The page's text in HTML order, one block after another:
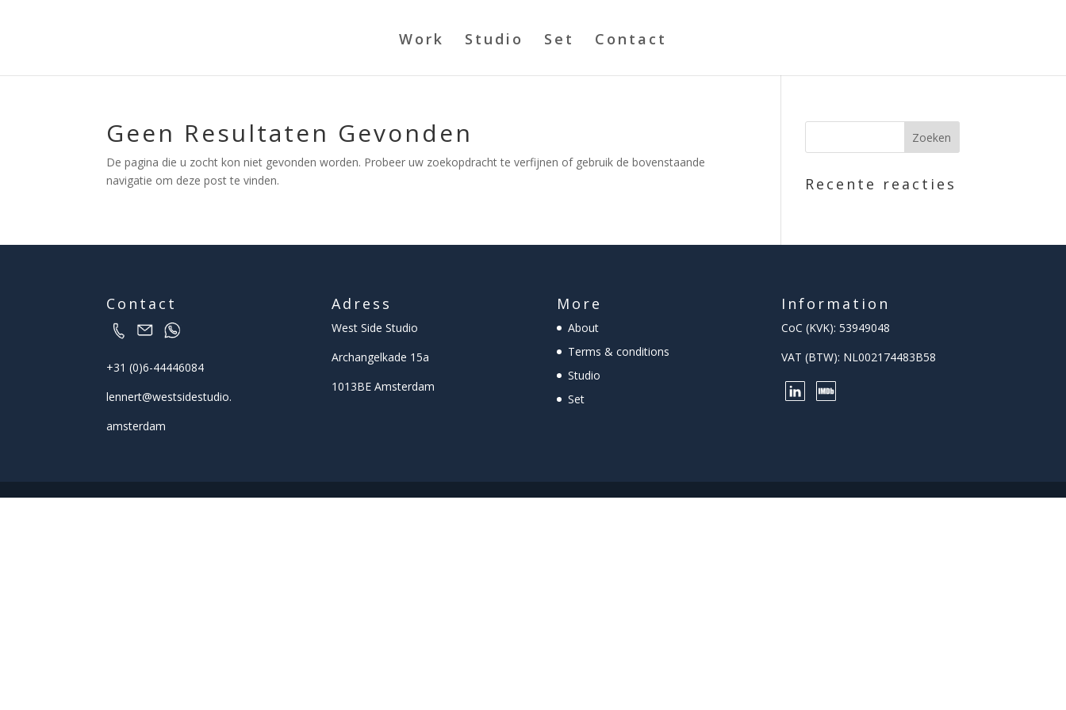
Work Studio Set Contact
Geen Resultaten Gevonden
De pagina die u zocht kon niet gevonden worden. Probeer uw zoekopdracht te verfijnen of gebruik de bovenstaande
navigatie om deze post te vinden.
Recente reacties
Contact
+31 (0)6-44446084
lennert@westsidestudio.
amsterdam
Adress
West Side Studio
Archangelkade 15a
1013BE Amsterdam
More
About
Terms & conditions
Studio
Set
Information
CoC (KVK): 53949048
VAT (BTW): NL002174483B58